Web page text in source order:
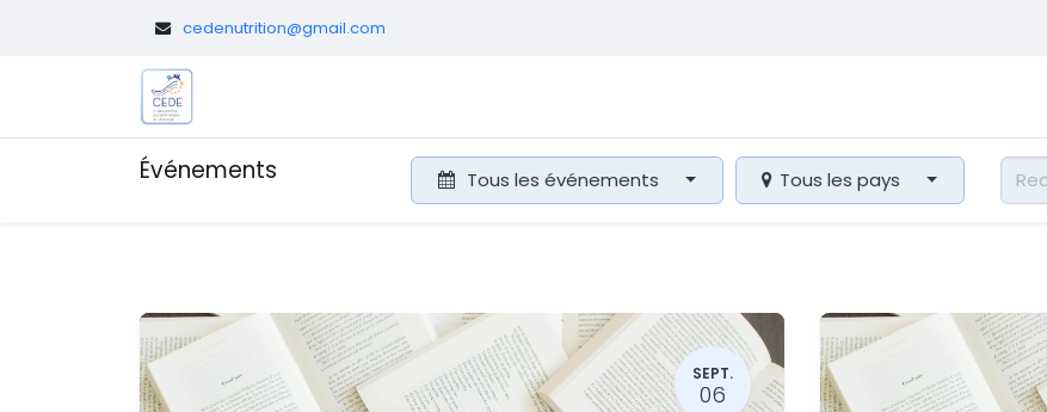
cedenutrition@gmail.com
Événements Tous les événements Tous les pays
SEPT.
06